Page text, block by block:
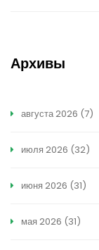
Архивы
августа 2026 (7)
июля 2026 (32)
июня 2026 (31)
мая 2026 (31)